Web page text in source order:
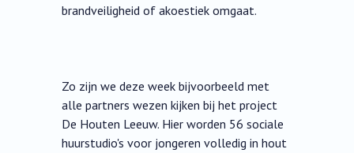
brandveiligheid of akoestiek omgaat.
Zo zijn we deze week bijvoorbeeld met
alle partners wezen kijken bij het project
De Houten Leeuw. Hier worden 56 sociale
huurstudio's voor jongeren volledig in hout